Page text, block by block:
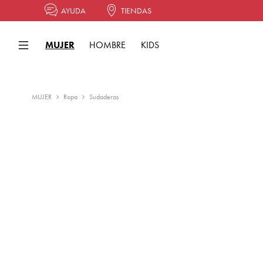
AYUDA TIENDAS
MUJER HOMBRE KIDS
MUJER Ropa Sudaderas